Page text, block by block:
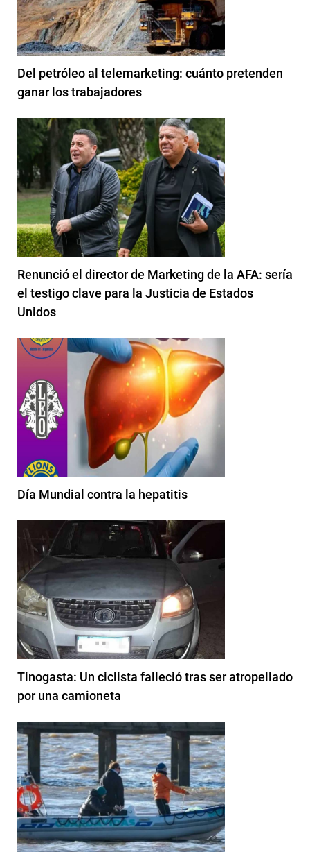
Del petróleo al telemarketing: cuánto pretenden
ganar los trabajadores
Renunció el director de Marketing de la AFA: sería
el testigo clave para la Justicia de Estados
Unidos
Día Mundial contra la hepatitis
Tinogasta: Un ciclista falleció tras ser atropellado
por una camioneta